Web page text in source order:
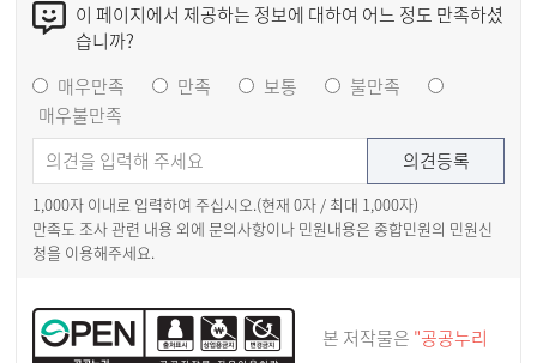
이 페이지에서 제공하는 정보에 대하여 어느 정도 만족하셨
습니까?
매우만족
만족 보통
불만족
매우불만족
1,000자 이내로 입력하여 주십시오.(현재 0자 / 최대 1,000자)
만족도 조사 관련 내용 외에 문의사항이나 민원내용은 종합민원의 민원신
청을 이용해주세요.
본 저작물은 "공공누리